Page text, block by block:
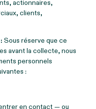
actionnaires,
clients,
Sous réserve que ce
avant la collecte, nous
personnels
:
en contact — ou